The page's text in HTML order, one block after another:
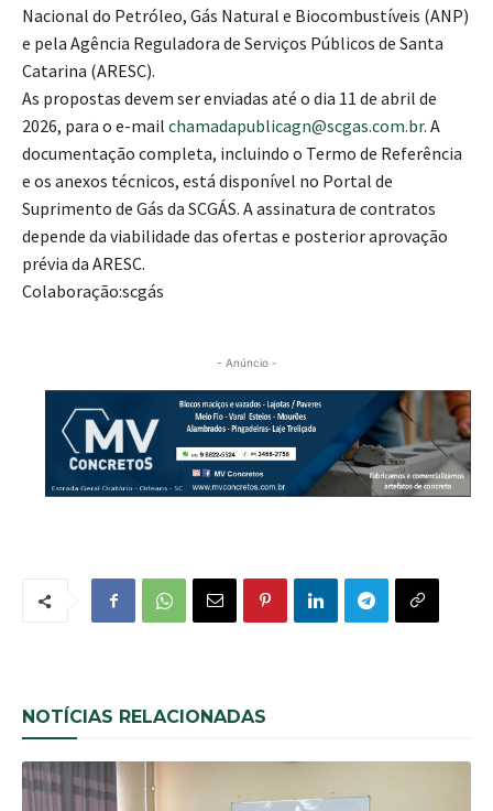
Nacional do Petróleo, Gás Natural e Biocombustíveis (ANP)
e pela Agência Reguladora de Serviços Públicos de Santa
Catarina (ARESC).
As propostas devem ser enviadas até o dia 11 de abril de
2026, para o e-mail chamadapublicagn@scgas.com.br. A
documentação completa, incluindo o Termo de Referência
e os anexos técnicos, está disponível no Portal de
Suprimento de Gás da SCGÁS. A assinatura de contratos
depende da viabilidade das ofertas e posterior aprovação
prévia da ARESC.
Colaboração:scgás
- Anúncio -
NOTÍCIAS RELACIONADAS